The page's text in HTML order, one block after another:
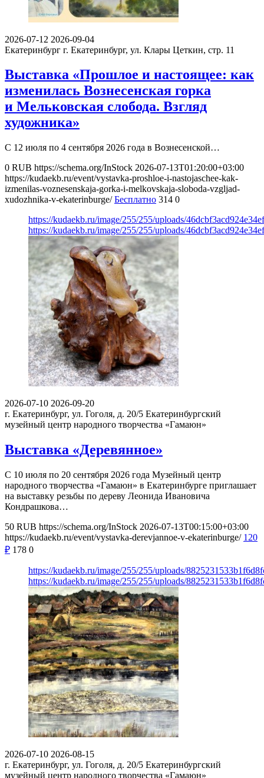
2026-07-12 2026-09-04
Екатеринбург г. Екатеринбург, ул. Клары Цеткин, стр. 11
Выставка «Прошлое и настоящее: как
изменилась Вознесенская горка
и Мельковская слобода. Взгляд
художника»
С 12 июля по 4 сентября 2026 года в Вознесенской…
0 RUB https://schema.org/InStock 2026-07-13T01:20:00+03:00
https://kudaekb.ru/event/vystavka-proshloe-i-nastojaschee-kak-
izmenilas-voznesenskaja-gorka-i-melkovskaja-sloboda-vzgljad-
xudozhnika-v-ekaterinburge/ Бесплатно 314 0
https://kudaekb.ru/image/255/255/uploads/
https://kudaekb.ru/image/255/255/uploads/
2026-07-10 2026-09-20
г. Екатеринбург, ул. Гоголя, д. 20/5 Екатеринбургский
музейный центр народного творчества «Гамаюн»
Выставка «Деревянное»
С 10 июля по 20 сентября 2026 года Музейный центр
народного творчества «Гамаюн» в Екатеринбурге приглашает
на выставку резьбы по дереву Леонида Ивановича
Кондрашкова…
50 RUB https://schema.org/InStock 2026-07-13T00:15:00+03:00
https://kudaekb.ru/event/vystavka-derevjannoe-v-ekaterinburge/ 120
₽ 178 0
https://kudaekb.ru/image/255/255/uploads/
https://kudaekb.ru/image/255/255/uploads/
2026-07-10 2026-08-15
г. Екатеринбург, ул. Гоголя, д. 20/5 Екатеринбургский
музейный центр народного творчества «Гамаюн»